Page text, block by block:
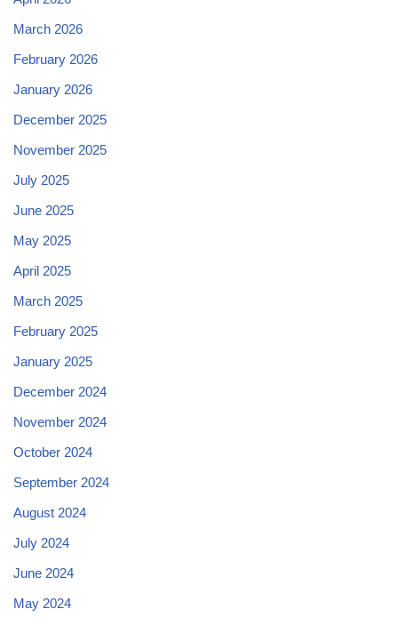
March 2026
February 2026
January 2026
December 2025
November 2025
July 2025
June 2025
May 2025
April 2025
March 2025
February 2025
January 2025
December 2024
November 2024
October 2024
September 2024
August 2024
July 2024
June 2024
May 2024